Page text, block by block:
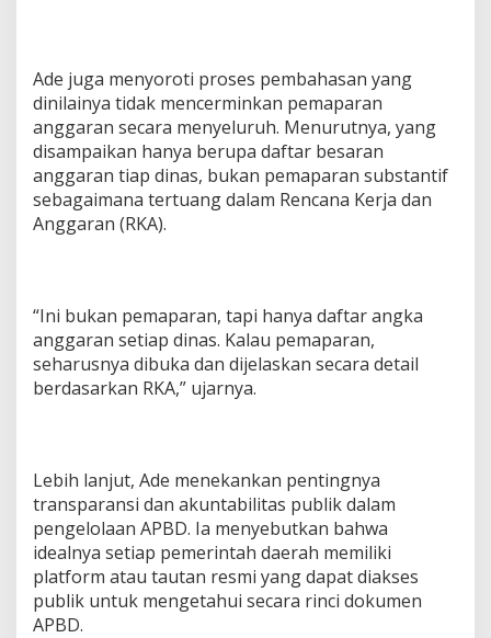
Ade juga menyoroti proses pembahasan yang
dinilainya tidak mencerminkan pemaparan
anggaran secara menyeluruh. Menurutnya, yang
disampaikan hanya berupa daftar besaran
anggaran tiap dinas, bukan pemaparan substantif
sebagaimana tertuang dalam Rencana Kerja dan
Anggaran (RKA).
“Ini bukan pemaparan, tapi hanya daftar angka
anggaran setiap dinas. Kalau pemaparan,
seharusnya dibuka dan dijelaskan secara detail
berdasarkan RKA,” ujarnya.
Lebih lanjut, Ade menekankan pentingnya
transparansi dan akuntabilitas publik dalam
pengelolaan APBD. Ia menyebutkan bahwa
idealnya setiap pemerintah daerah memiliki
platform atau tautan resmi yang dapat diakses
publik untuk mengetahui secara rinci dokumen
APBD.